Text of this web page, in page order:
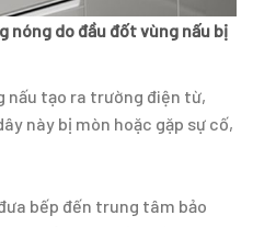
nóng do đầu đốt vùng nấu bị
nấu tạo ra trường điện từ,
này bị mòn hoặc gặp sự cố,
bếp đến trung tâm bảo